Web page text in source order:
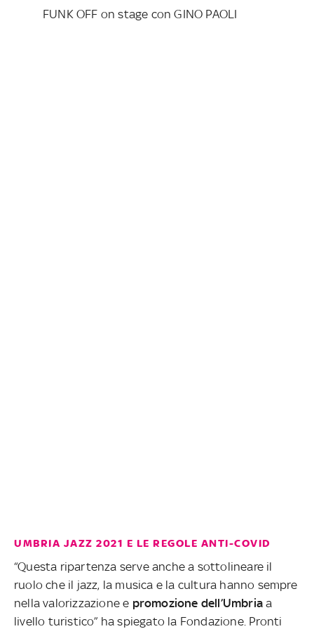
FUNK OFF on stage con GINO PAOLI
UMBRIA JAZZ 2021 E LE REGOLE ANTI-COVID
“Questa ripartenza serve anche a sottolineare il
ruolo che il jazz, la musica e la cultura hanno sempre
nella valorizzazione e promozione dell’Umbriaa
livello turistico” ha spiegato la Fondazione. Pronti